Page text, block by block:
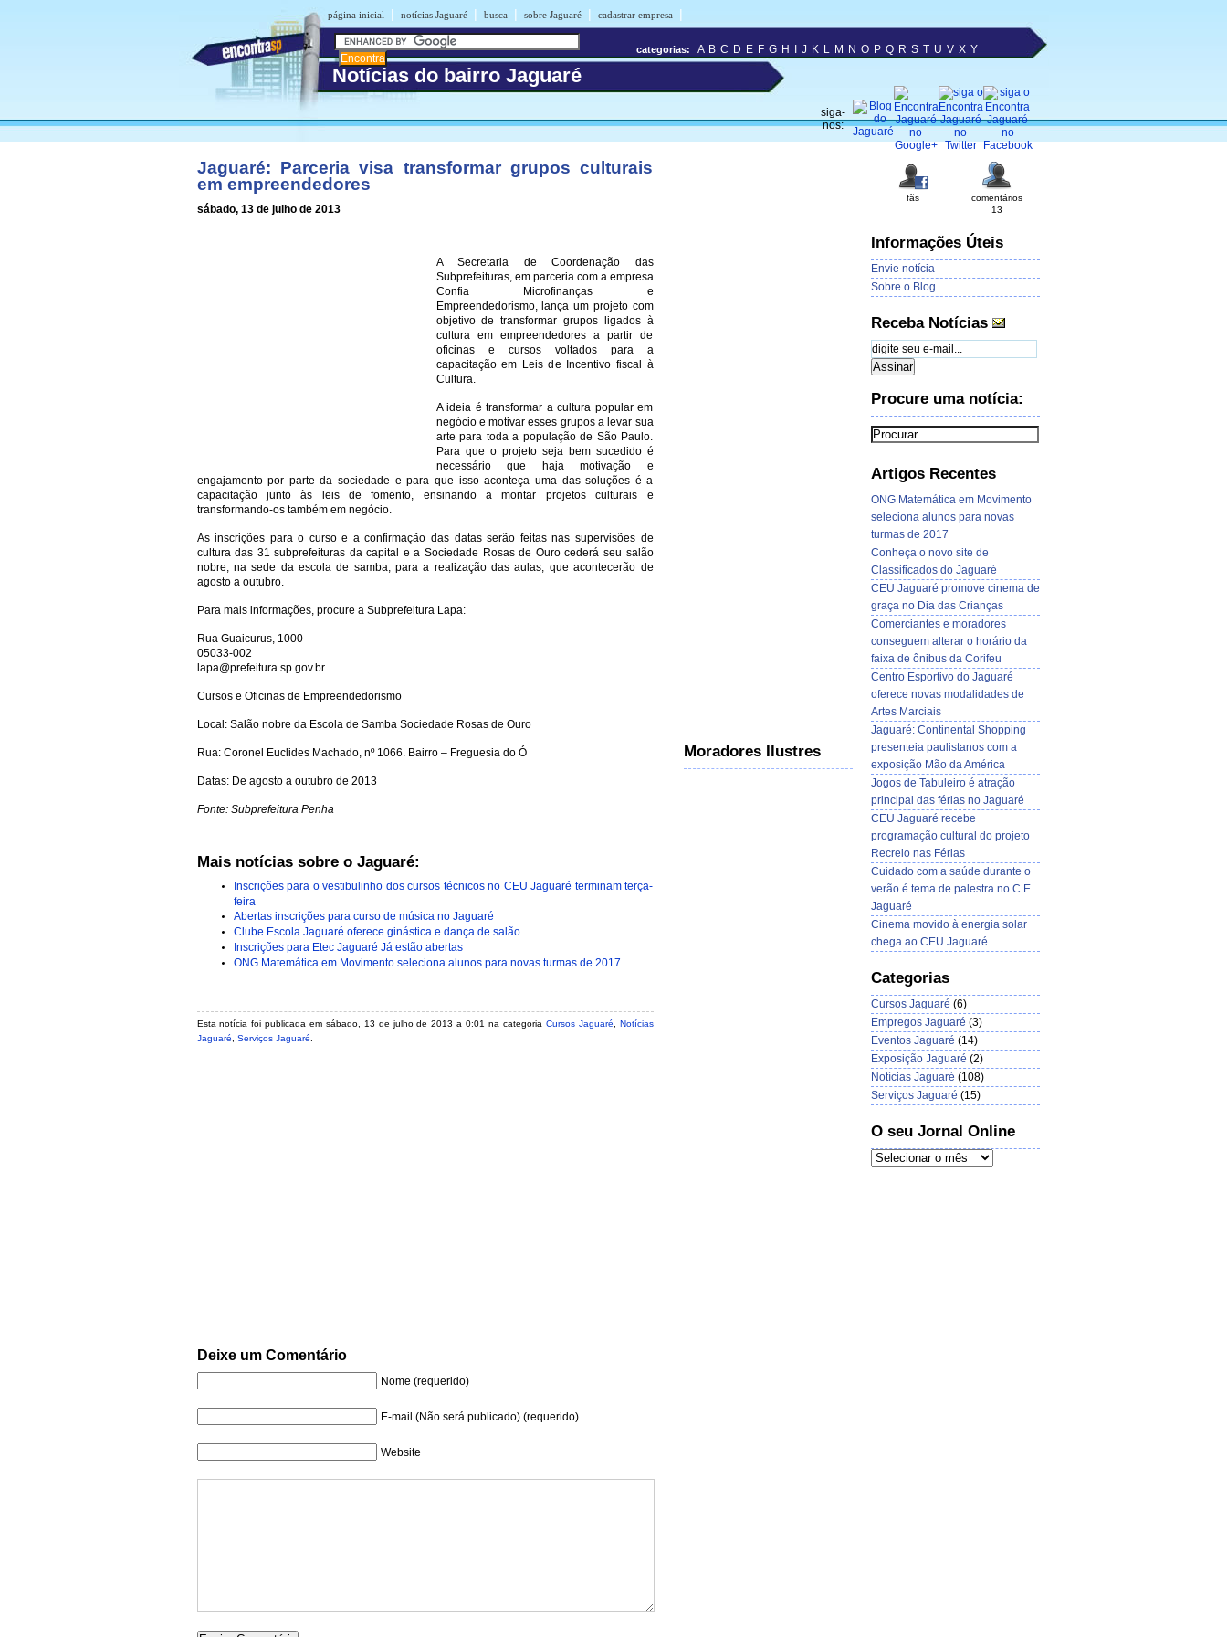
página inicial | notícias Jaguaré | busca | sobre Jaguaré | cadastrar empresa |
Notícias do bairro Jaguaré
siga-
nos:
categorias: A B C D E F G H J K L M N O P Q R S T U V X Y
Jaguaré: Parceria visa transformar grupos culturais
em empreendedores
sábado, 13 de julho de 2013
A Secretaria de Coordenação das
Subprefeituras, em parceria com a empresa
Confia Microfinanças e
Empreendedorismo, lança um projeto com
objetivo de transformar grupos ligados à
cultura em empreendedores a partir de
oficinas e cursos voltados para a
capacitação em Leis de Incentivo fiscal à
Cultura.
A ideia é transformar a cultura popular em
negócio e motivar esses grupos a levar sua
arte para toda a população de São Paulo.
Para que o projeto seja bem sucedido é
necessário que haja motivação e
engajamento por parte da sociedade e para que isso aconteça uma das soluções é a
capacitação junto às leis de fomento, ensinando a montar projetos culturais e
transformando-os também em negócio.
As inscrições para o curso e a confirmação das datas serão feitas nas supervisões de
cultura das 31 subprefeituras da capital e a Sociedade Rosas de Ouro cederá seu salão
nobre, na sede da escola de samba, para a realização das aulas, que acontecerão de
agosto a outubro.
Para mais informações, procure a Subprefeitura Lapa:
Rua Guaicurus, 1000
05033-002
lapa@prefeitura.sp.gov.br
Cursos e Oficinas de Empreendedorismo
Local: Salão nobre da Escola de Samba Sociedade Rosas de Ouro
Rua: Coronel Euclides Machado, nº 1066. Bairro – Freguesia do Ó
Datas: De agosto a outubro de 2013
Fonte: Subprefeitura Penha
Mais notícias sobre o Jaguaré:
Inscrições para o vestibulinho dos cursos técnicos no CEU Jaguaré terminam terça-
feira
Abertas inscrições para curso de música no Jaguaré
Clube Escola Jaguaré oferece ginástica e dança de salão
Inscrições para Etec Jaguaré Já estão abertas
ONG Matemática em Movimento seleciona alunos para novas turmas de 2017
Esta notícia foi publicada em sábado, 13 de julho de 2013 a 0:01 na categoria Cursos Jaguaré
Notícias
Jaguaré
Serviços Jaguaré
Deixe um Comentário
Nome (requerido)
E-mail (Não será publicado) (requerido)
Website
Moradores Ilustres
fãs
comentários
13
Informações Úteis
Envie notícia
Sobre o Blog
Receba Notícias
Procure uma notícia:
Artigos Recentes
ONG Matemática em Movimento
seleciona alunos para novas
turmas de 2017
Conheça o novo site de
Classificados do Jaguaré
CEU Jaguaré promove cinema de
graça no Dia das Crianças
Comerciantes e moradores
conseguem alterar o horário da
faixa de ônibus da Corifeu
Centro Esportivo do Jaguaré
oferece novas modalidades de
Artes Marciais
Jaguaré: Continental Shopping
presenteia paulistanos com a
exposição Mão da América
Jogos de Tabuleiro é atração
principal das férias no Jaguaré
CEU Jaguaré recebe
programação cultural do projeto
Recreio nas Férias
Cuidado com a saúde durante o
verão é tema de palestra no C.E.
Jaguaré
Cinema movido à energia solar
chega ao CEU Jaguaré
Categorias
Cursos Jaguaré (6)
Empregos Jaguaré (3)
Eventos Jaguaré (14)
Exposição Jaguaré (2)
Notícias Jaguaré (108)
Serviços Jaguaré (15)
O seu Jornal Online